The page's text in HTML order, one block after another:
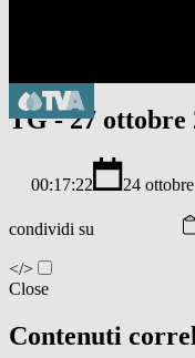
TG - 27 ottobre
00:17:22 24
condividi su
</>
Close
Contenuti